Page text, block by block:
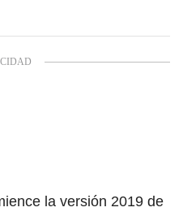
la versión 2019 de